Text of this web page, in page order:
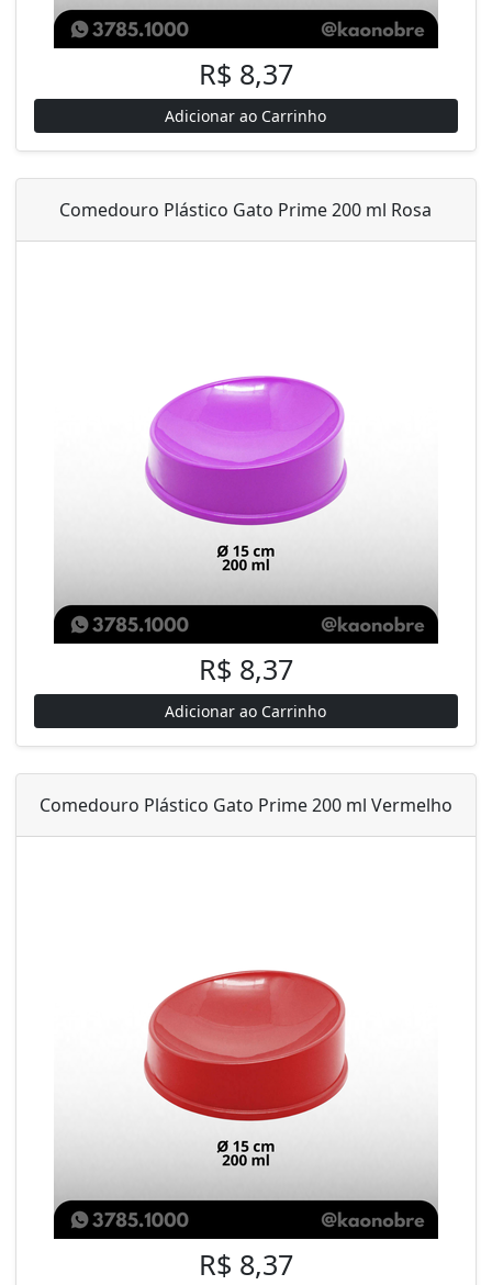
R$ 8,37
Adicionar ao Carrinho
Comedouro Plástico Gato Prime 200 ml Rosa
R$ 8,37
Adicionar ao Carrinho
Comedouro Plástico Gato Prime 200 ml Vermelho
R$ 8,37